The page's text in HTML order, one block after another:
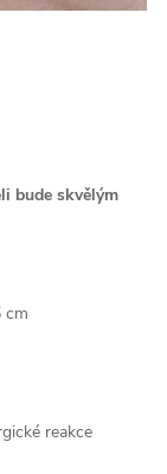
bude skvělým
cm
reakce